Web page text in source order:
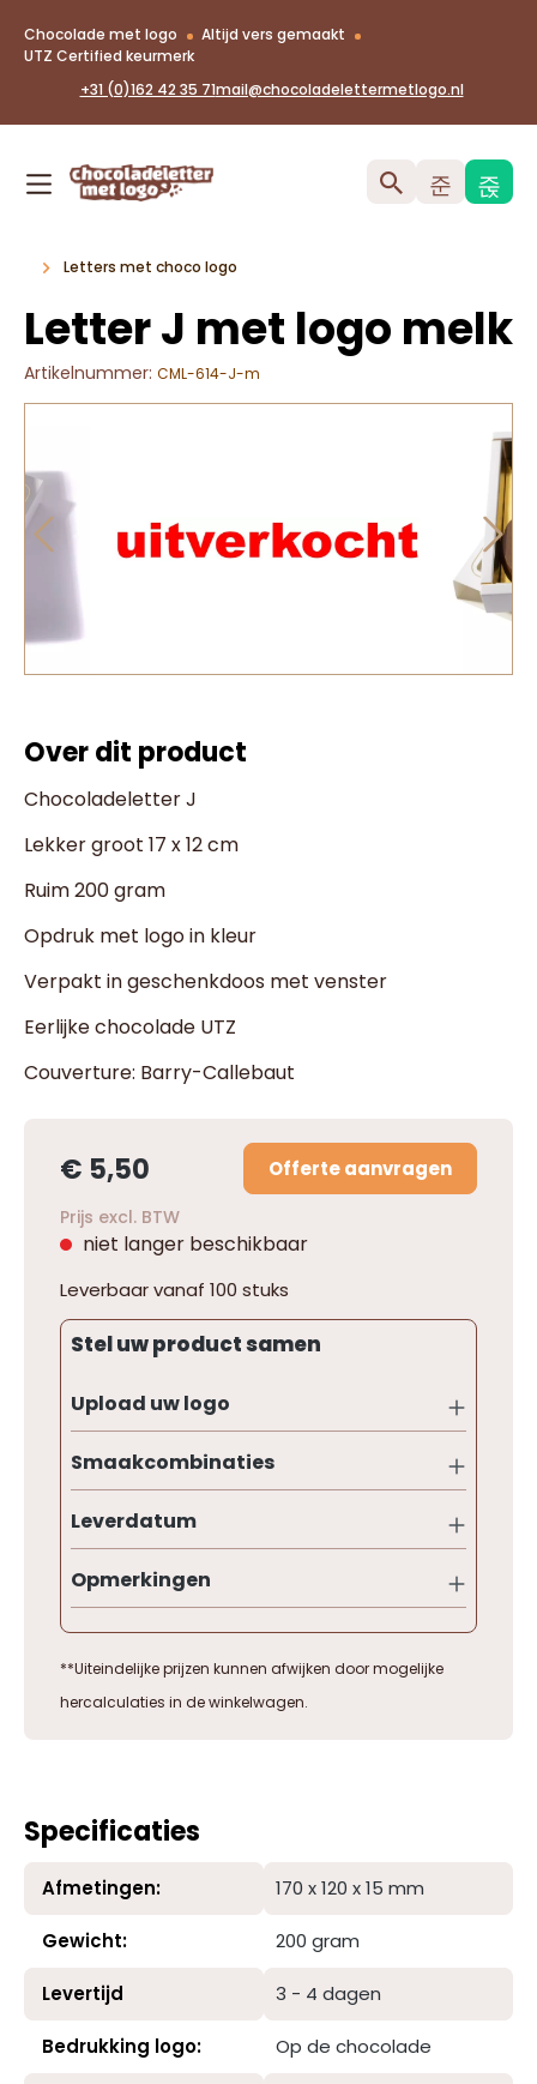
Chocolade met logo
Altijd vers gemaakt
UTZ Certified keurmerk
+31 (0)162 42 35 71mail@chocoladelettermetlogo.nl
Letters met choco logo
Letter J met logo melk
Artikelnummer: CML-614-J-m
Over dit product
Chocoladeletter J
Lekker groot 17 x 12 cm
Ruim 200 gram
Opdruk met logo in kleur
Verpakt in geschenkdoos met venster
Eerlijke chocolade UTZ
Couverture: Barry-Callebaut
€ 5,50 Offerte aanvragen
Prijs excl. BTW
niet langer beschikbaar
Leverbaar vanaf 100 stuks
Stel uw product samen
Upload uw logo
Smaakcombinaties
Leverdatum
Opmerkingen
**Uiteindelijke prijzen kunnen afwijken door mogelijke
hercalculaties in de winkelwagen.
Specificaties
Afmetingen: 170 x 120 x 15 mm
Gewicht: 200 gram
Levertijd 3 - 4 dagen
Bedrukking logo: Op de chocolade